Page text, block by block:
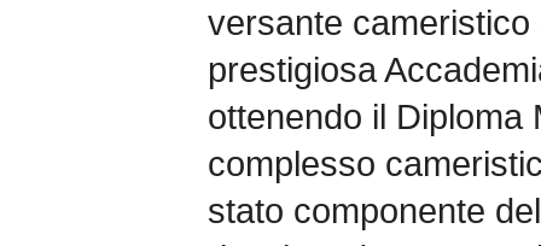
versante
prestigiosa
ottenendo il Diploma
complesso
stato componente